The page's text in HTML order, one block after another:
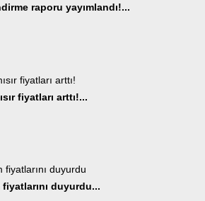
raporu yayımlandı!...
fiyatları arttı!...
duyurdu...